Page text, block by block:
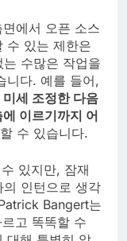
에서 오픈 소스
수 있는 제한은
수많은 작업을
니다. 예를 들어,
세 조정한 다음
이르기까지 어
할 수 있습니다.
있지만, 잠재
인턴으로 생각
Bangert는
고 똑똑할 수